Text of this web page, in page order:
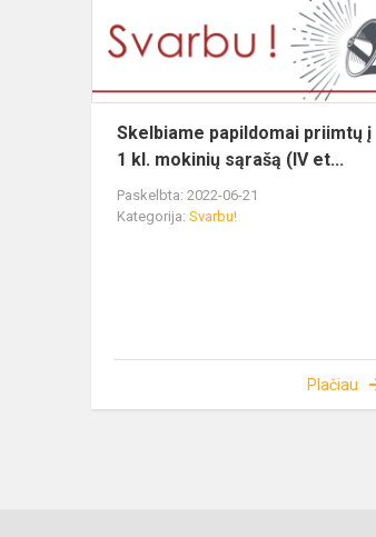
Skelbiame papildomai priimtų į
1 kl. mokinių sąrašą (IV et...
Paskelbta: 2022-06-21
Kategorija: Svarbu!
Plačiau